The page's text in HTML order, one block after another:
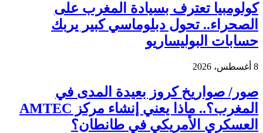
كولومبيا تعترف بسيادة المغرب على
الصحراء.. تحول دبلوماسي كبير يربك
حسابات البوليساريو
8 أغسطس، 2026
صور/ صواريخ كروز بعيدة المدى في
المغرب؟.. ماذا يعني إنشاء مركز AMTEC
العسكري الأمريكي في طانطان؟